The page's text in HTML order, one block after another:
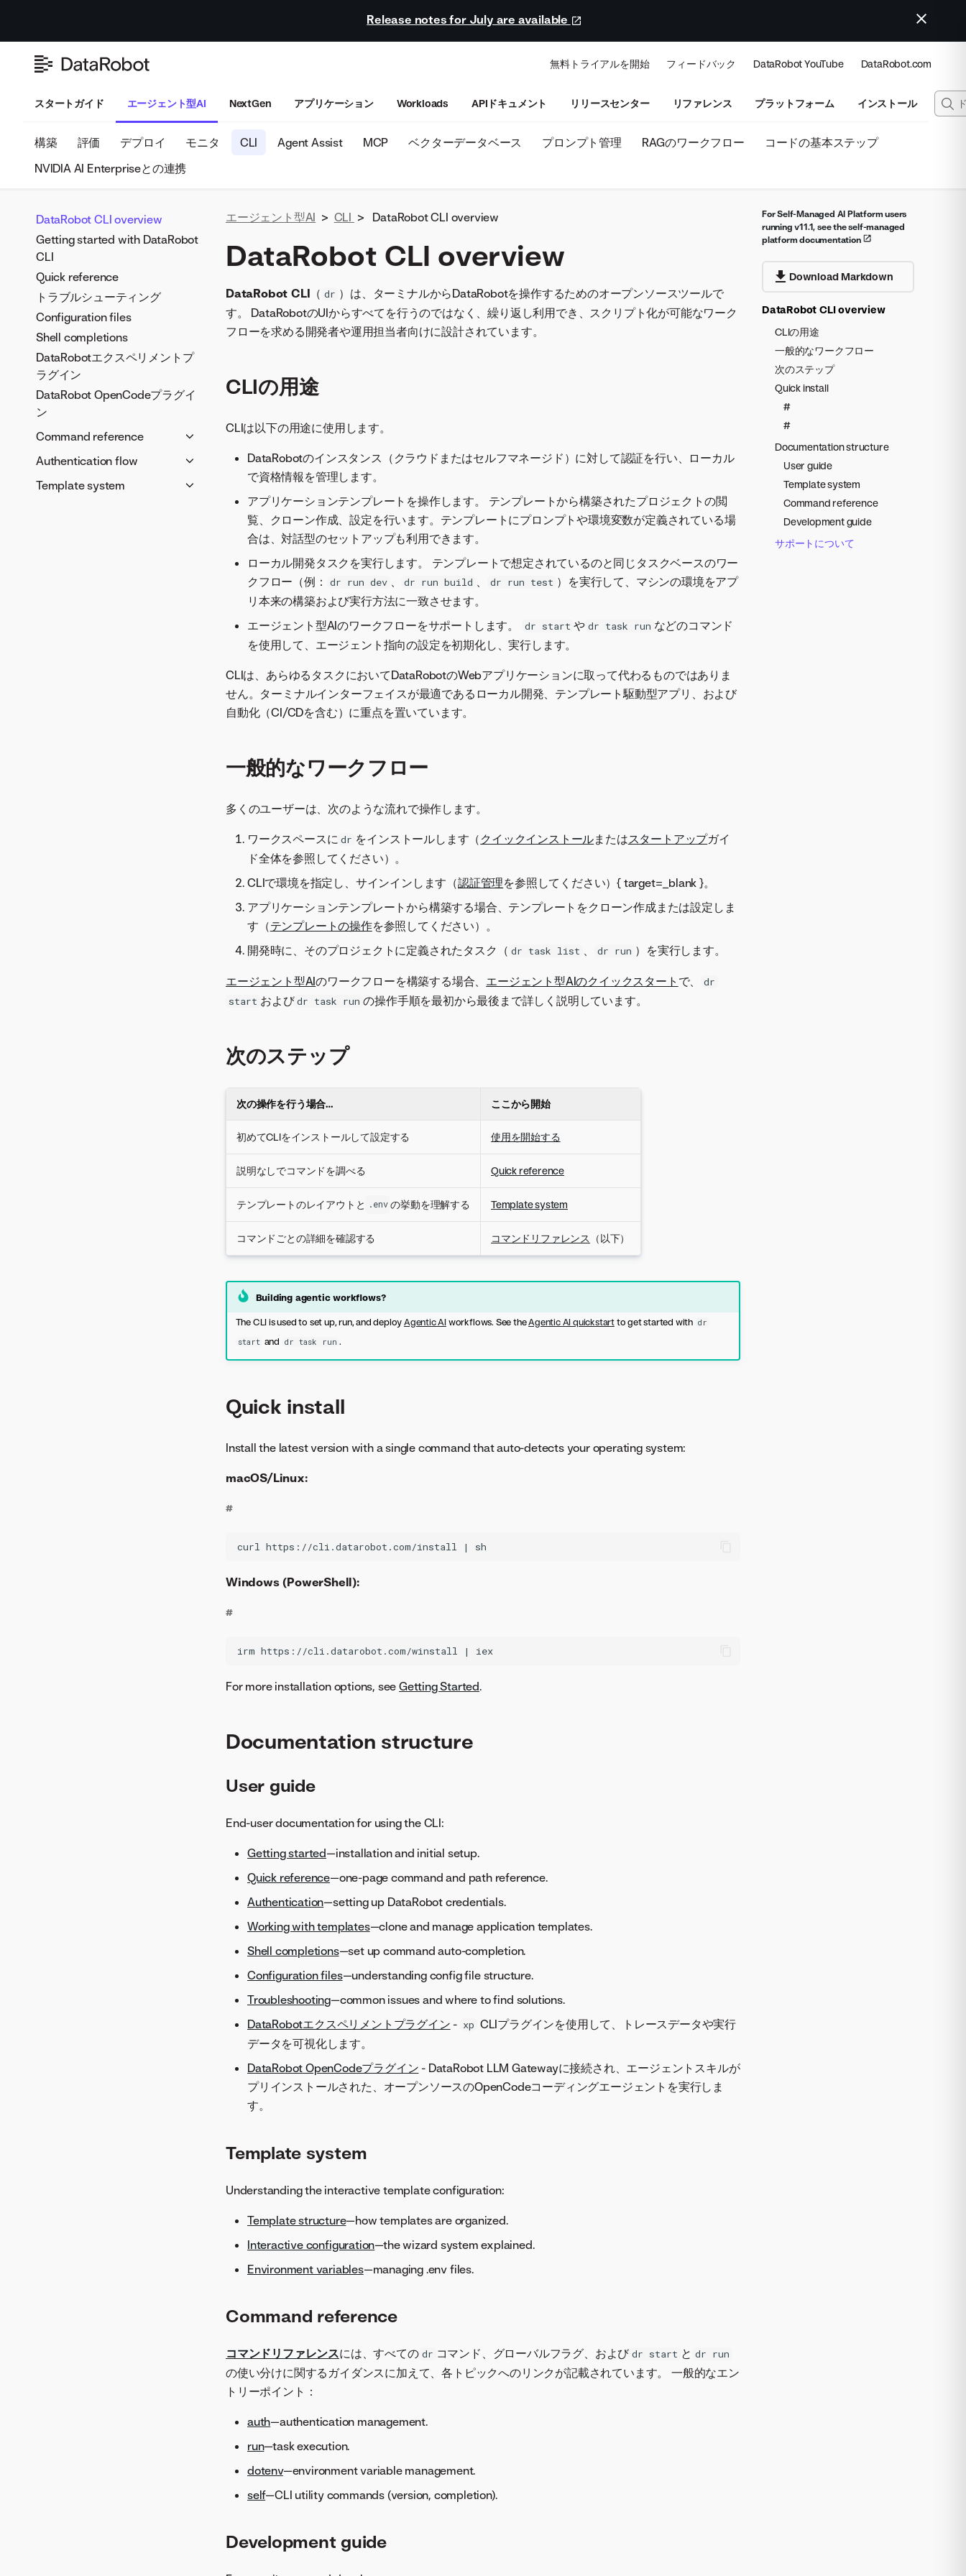
Release notes for July are available
無料トライアルを開始 フィードバック DataRobot YouTube DataRobot.com
スタートガイド エージェント型AI NextGen アプリケーション Workloads APIドキュメント リリースセンター リファレンス プラットフォーム インストール
構築 評価 デプロイ モニタ CLI Agent Assist MCP ベクターデータベース プロンプト管理 RAGのワークフロー
コードの基本ステップ
NVIDIA AI Enterpriseとの連携
DataRobot CLI overview
Getting started with DataRobot
CLI
Quick reference
トラブルシューティング
Configuration files
Shell completions
DataRobotエクスペリメントプ
ラグイン
DataRobot OpenCodeプラグイ
ン
Command reference
Authentication management
dotenv command
Authentication flow
Development guide
Template system
For Self-Managed AI Platform users
running v11.1, see the self-managed
platform documentation
Download Markdown
DataRobot CLI overview
CLIの用途
一般的なワークフロー
次のステップ
Quick install
#
#
Documentation structure
User guide
Template system
Command reference
Development guide
サポートについて
エージェント型AI > CLI > DataRobot CLI overview
DataRobot CLI overview
DataRobot CLI （ dr ）は、ターミナルからDataRobotを操作するためのオープンソースツールで
す。 DataRobotのUIからすべてを行うのではなく、繰り返し利用でき、スクリプト化が可能なワーク
フローを求める開発者や運用担当者向けに設計されています。
CLIの用途
CLIは以下の用途に使用します。
DataRobotのインスタンス（クラウドまたはセルフマネージド）に対して認証を行い、ローカル
で資格情報を管理します。
アプリケーションテンプレートを操作します。 テンプレートから構築されたプロジェクトの閲
覧、クローン作成、設定を行います。テンプレートにプロンプトや環境変数が定義されている場
合は、対話型のセットアップも利用できます。
ローカル開発タスクを実行します。 テンプレートで想定されているのと同じタスクベースのワー
クフロー（例：
dr run dev dr run build dr run test ）を実行して、マシンの環境をアプ
リ本来の構築および実行方法に一致させます。
エージェント型AIのワークフローをサポートします。
dr start や dr task run などのコマンド
を使用して、エージェント指向の設定を初期化し、実行します。
CLIは、あらゆるタスクにおいてDataRobotのWebアプリケーションに取って代わるものではありま
せん。ターミナルインターフェイスが最適であるローカル開発、テンプレート駆動型アプリ、および
自動化（CI/CDを含む）に重点を置いています。
一般的なワークフロー
多くのユーザーは、次のような流れで操作します。
ワークスペースに dr をインストールします（ クイックインストールまたはスタートアップガイ
ド全体を参照してください）。
CLIで環境を指定し、サインインします（認証管理を参照してください）{ target=_blank }。
アプリケーションテンプレートから構築する場合、テンプレートをクローン作成または設定しま
す（テンプレートの操作を参照してください）。
開発時に、そのプロジェクトに定義されたタスク（ dr task list dr run ）を実行します。
エージェント型AIのワークフローを構築する場合、 エージェント型AIのクイックスタート で、
dr
start および dr task run の操作手順を最初から最後まで詳しく説明しています。
次のステップ
次の操作を行う場合… ここから開始
初めてCLIをインストールして設定する 使用を開始する
説明なしでコマンドを調べる Quick reference
テンプレートのレイアウトと .env の挙動を理解する Template system
コマンドごとの詳細を確認する コマンドリファレンス （以下）
Building agentic workflows?
The CLI is used to set up, run, and deployAgentic AIworkflows. See theAgentic AI quickstartto get started with dr
start and dr task run .
Quick install
Install the latest version with a single command that auto-detects your operating system:
macOS/Linux:
#
Windows (PowerShell):
#
For more installation options, seeGetting Started.
Documentation structure
User guide
End-user documentation for using the CLI:
Getting started—installation and initial setup.
Quick reference—one-page command and path reference.
Authentication—setting up DataRobot credentials.
Working with templates—clone and manage application templates.
Shell completions—set up command auto-completion.
Configuration files—understanding config file structure.
Troubleshooting—common issues and where to find solutions.
DataRobotエクスペリメントプラグイン - xp CLIプラグインを使用して、トレースデータや実行
データを可視化します。
DataRobot OpenCodeプラグイン - DataRobot LLM Gatewayに接続され、エージェントスキルが
プリインストールされた、オープンソースのOpenCodeコーディングエージェントを実行しま
す。
Template system
Understanding the interactive template configuration:
Template structure—how templates are organized.
Interactive configuration—the wizard system explained.
Environment variables—managing .env files.
Command reference
コマンドリファレンスには、すべての dr コマンド、グローバルフラグ、および dr start と dr run
の使い分けに関するガイダンスに加えて、各トピックへのリンクが記載されています。 一般的なエン
トリーポイント：
auth—authentication management.
run—task execution.
dotenv—environment variable management.
self—CLI utility commands (version, completion).
Development guide